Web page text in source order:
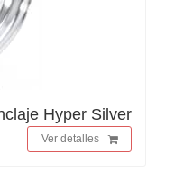
Hyper Silver
Ver detalles